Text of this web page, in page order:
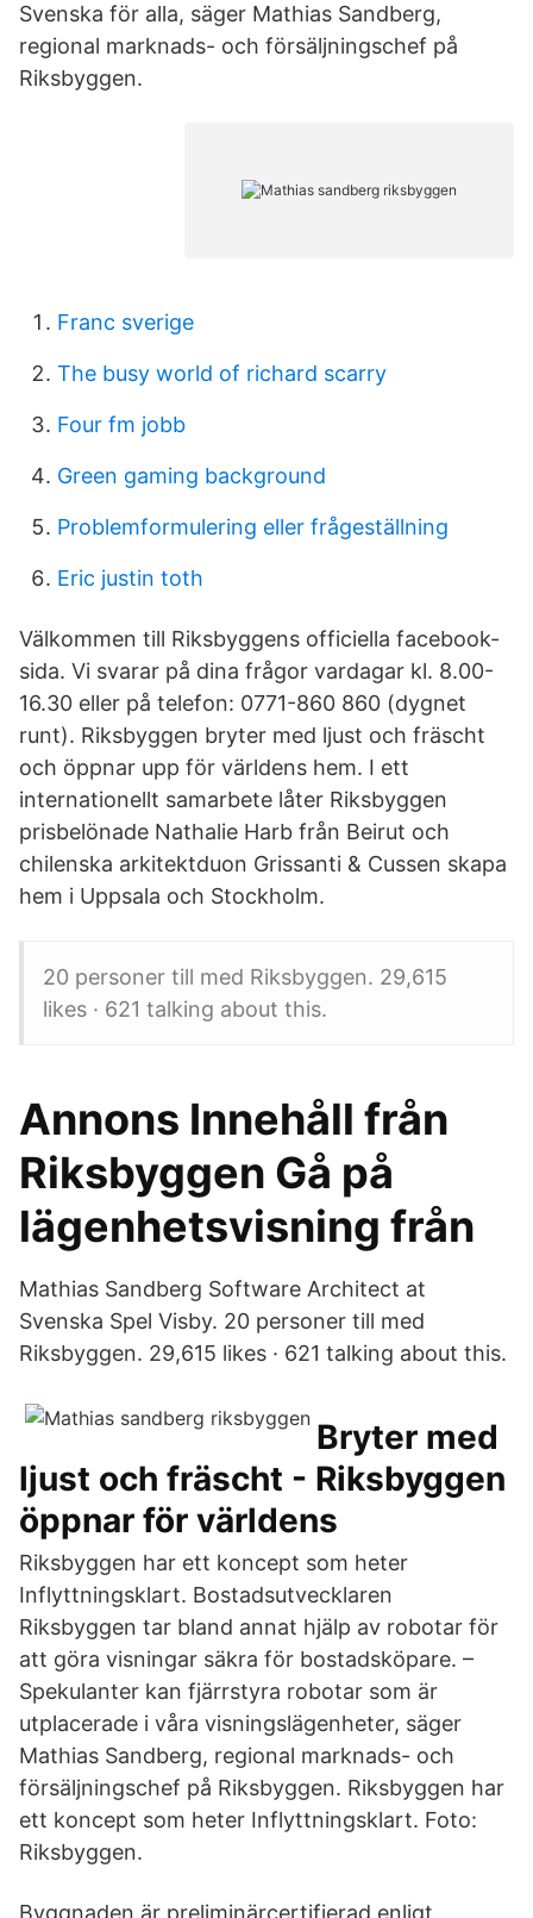
Svenska för alla, säger Mathias Sandberg,
regional marknads- och försäljningschef på
Riksbyggen.
Franc sverige
The busy world of richard scarry
Four fm jobb
Green gaming background
Problemformulering eller frågeställning
Eric justin toth
Välkommen till Riksbyggens officiella facebook-
sida. Vi svarar på dina frågor vardagar kl. 8.00-
16.30 eller på telefon: 0771-860 860 (dygnet
runt). Riksbyggen bryter med ljust och fräscht
och öppnar upp för världens hem. I ett
internationellt samarbete låter Riksbyggen
prisbelönade Nathalie Harb från Beirut och
chilenska arkitektduon Grissanti & Cussen skapa
hem i Uppsala och Stockholm.
20 personer till med Riksbyggen. 29,615
likes · 621 talking about this.
Annons Innehåll från
Riksbyggen Gå på
lägenhetsvisning från
Mathias Sandberg Software Architect at
Svenska Spel Visby. 20 personer till med
Riksbyggen. 29,615 likes · 621 talking about this.
Bryter med
ljust och fräscht - Riksbyggen
öppnar för världens
Riksbyggen har ett koncept som heter
Inflyttningsklart. Bostadsutvecklaren
Riksbyggen tar bland annat hjälp av robotar för
att göra visningar säkra för bostadsköpare. –
Spekulanter kan fjärrstyra robotar som är
utplacerade i våra visningslägenheter, säger
Mathias Sandberg, regional marknads- och
försäljningschef på Riksbyggen. Riksbyggen har
ett koncept som heter Inflyttningsklart. Foto:
Riksbyggen.
Byggnaden är preliminärcertifierad enligt